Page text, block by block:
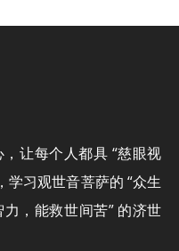
让每个人都具 “慈眼视
学习观世音菩萨的 “众生
，能救世间苦” 的济世